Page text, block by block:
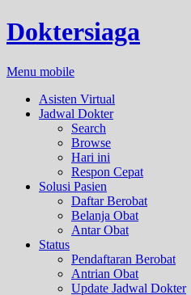
Doktersiaga
Menu mobile
Asisten Virtual
Jadwal Dokter
Search
Browse
Hari ini
Respon Cepat
Solusi Pasien
Daftar Berobat
Belanja Obat
Antar Obat
Status
Pendaftaran Berobat
Antrian Obat
Update Jadwal Dokter